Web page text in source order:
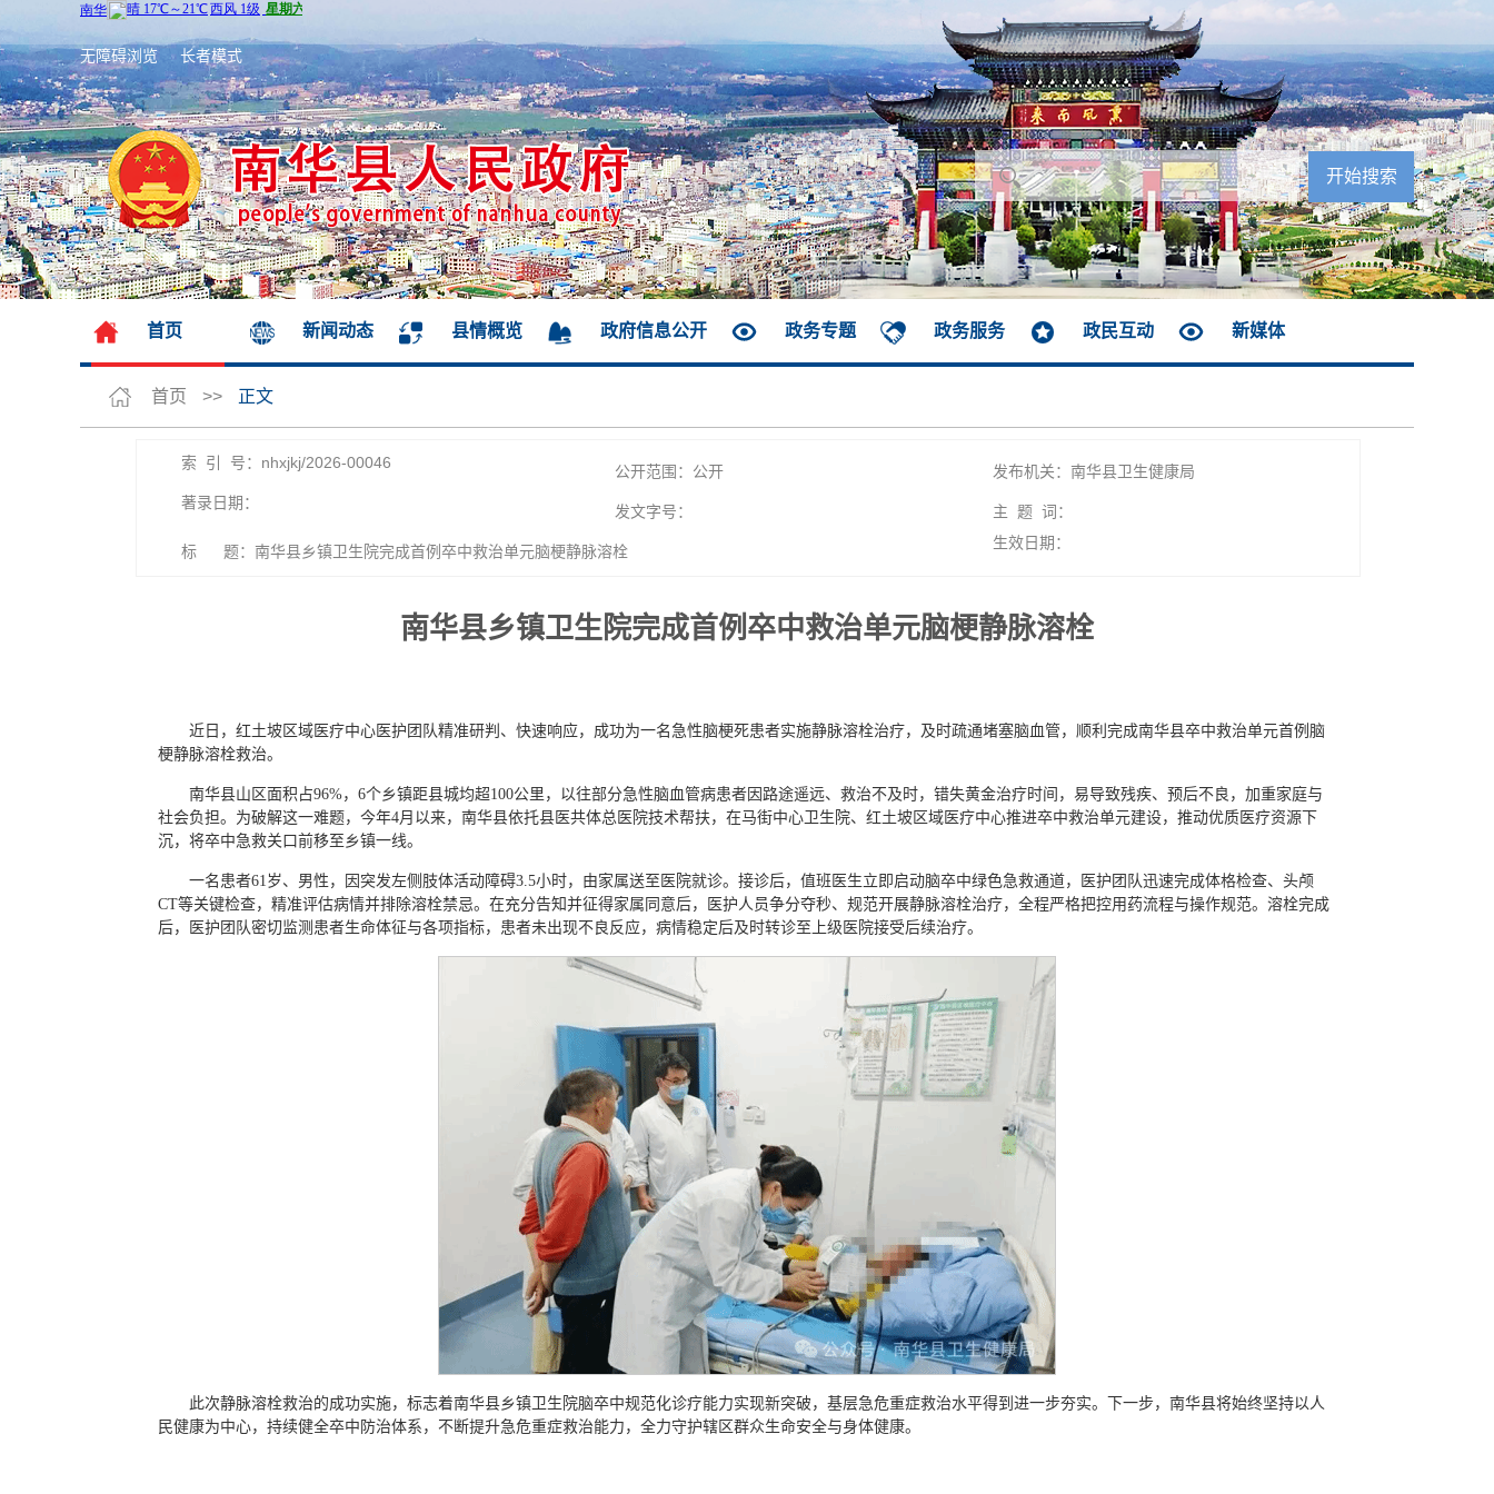
无障碍浏览 长者模式
首页 新闻动态 县情概览 政府信息公开 政务专题 政务服务 政民互动 新媒体
首页 >> 正文
索 引 号：nhxjkj/2026-00046 公开范围：公开
发布机关：南华县卫生健康局
著录日期：
发文字号： 主 题 词：
标 题：南华县乡镇卫生院完成首例卒中救治单元脑梗静脉溶栓 生效日期：
南华县乡镇卫生院完成首例卒中救治单元脑梗静脉溶栓
近日，红土坡区域医疗中心医护团队精准研判、快速响应，成功为一名急性脑梗死患者实施静脉溶栓治疗，及时疏通堵塞脑血管，顺利完成南华县卒中救治单元首例脑
梗静脉溶栓救治。
南华县山区面积占96%，6个乡镇距县城均超100公里，以往部分急性脑血管病患者因路途遥远、救治不及时，错失黄金治疗时间，易导致残疾、预后不良，加重家庭与
社会负担。为破解这一难题，今年4月以来，南华县依托县医共体总医院技术帮扶，在马街中心卫生院、红土坡区域医疗中心推进卒中救治单元建设，推动优质医疗资源下
沉，将卒中急救关口前移至乡镇一线。
一名患者61岁、男性，因突发左侧肢体活动障碍3.5小时，由家属送至医院就诊。接诊后，值班医生立即启动脑卒中绿色急救通道，医护团队迅速完成体格检查、头颅
CT等关键检查，精准评估病情并排除溶栓禁忌。在充分告知并征得家属同意后，医护人员争分夺秒、规范开展静脉溶栓治疗，全程严格把控用药流程与操作规范。溶栓完成
后，医护团队密切监测患者生命体征与各项指标，患者未出现不良反应，病情稳定后及时转诊至上级医院接受后续治疗。
此次静脉溶栓救治的成功实施，标志着南华县乡镇卫生院脑卒中规范化诊疗能力实现新突破，基层急危重症救治水平得到进一步夯实。下一步，南华县将始终坚持以人
民健康为中心，持续健全卒中防治体系，不断提升急危重症救治能力，全力守护辖区群众生命安全与身体健康。